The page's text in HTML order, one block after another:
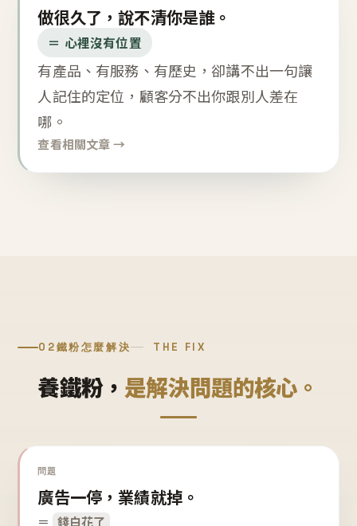
做很久了，說不清你是誰。
＝ 心裡沒有位置
有產品、有服務、有歷史，卻講不出一句讓
人記住的定位，顧客分不出你跟別人差在
哪。
查看相關文章 →
02鐵粉怎麼解決 THE FIX
養鐵粉， 是解決問題的核心。
問題
廣告一停，業績就掉。
＝ 錢白花了